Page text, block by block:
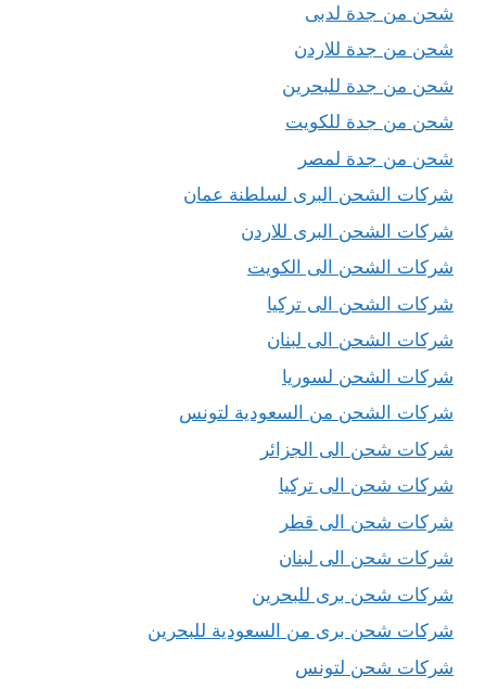
شحن من جدة لدبى
شحن من جدة للاردن
شحن من جدة للبحرين
شحن من جدة للكويت
شحن من جدة لمصر
شركات الشحن البرى لسلطنة عمان
شركات الشحن البرى للاردن
شركات الشحن الى الكويت
شركات الشحن الى تركيا
شركات الشحن الى لبنان
شركات الشحن لسوريا
شركات الشحن من السعودية لتونس
شركات شحن الى الجزائر
شركات شحن الى تركيا
شركات شحن الى قطر
شركات شحن الى لبنان
شركات شحن برى للبحرين
شركات شحن برى من السعودية للبحرين
شركات شحن لتونس